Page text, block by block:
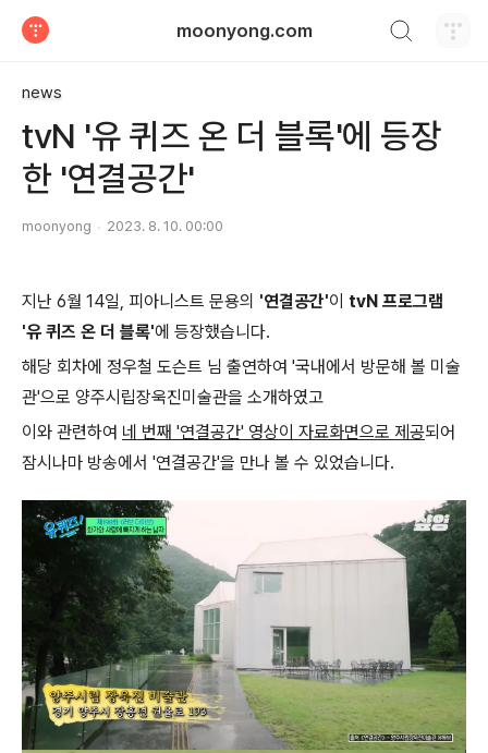
moonyong.com
news
tvN '유 퀴즈 온 더 블록'에 등장
한 '연결공간'
moonyong 2023. 8. 10. 00:00
지난 6월 14일, 피아니스트 문용의 '연결공간'이 tvN 프로그램
'유 퀴즈 온 더 블록'에 등장했습니다.
해당 회차에 정우철 도슨트 님 출연하여 '국내에서 방문해 볼 미술
관'으로 양주시립장욱진미술관을 소개하였고
이와 관련하여 네 번째 '연결공간' 영상이 자료화면으로 제공되어
잠시나마 방송에서 '연결공간'을 만나 볼 수 있었습니다.